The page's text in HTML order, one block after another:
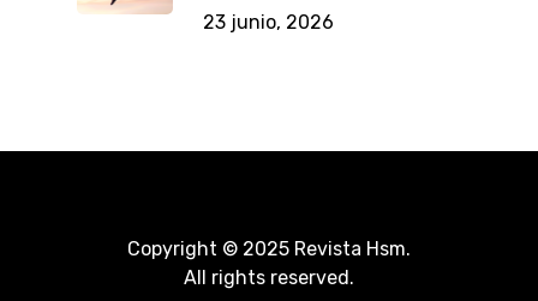
23 junio, 2026
Copyright © 2025 Revista Hsm.
All rights reserved.